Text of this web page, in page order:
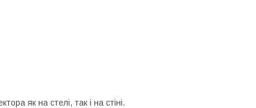
як на стелі, так і на стіні.